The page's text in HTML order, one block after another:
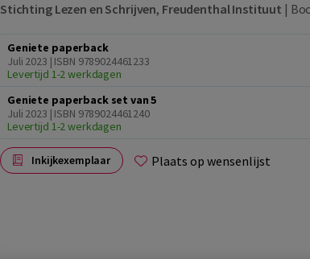
Stichting Lezen en Schrijven, Freudenthal Instituut |
Geniete paperback
Juli 2023 | ISBN 9789024461233
Levertijd 1-2 werkdagen
Geniete paperback set van 5
Juli 2023 | ISBN 9789024461240
Levertijd 1-2 werkdagen
Inkijkexemplaar Plaats op wensenlijst